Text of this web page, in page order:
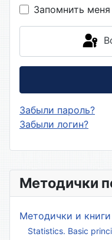
Методички
Методички и
Statistics. Basic
Запомнить меня
Забыли пароль?
Забыли логин?